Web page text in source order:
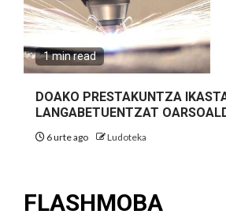
1 min read
DOAKO PRESTAKUNTZA
LANGABETUENTZAT
6 urte ago Ludoteka
FLASHMOBA